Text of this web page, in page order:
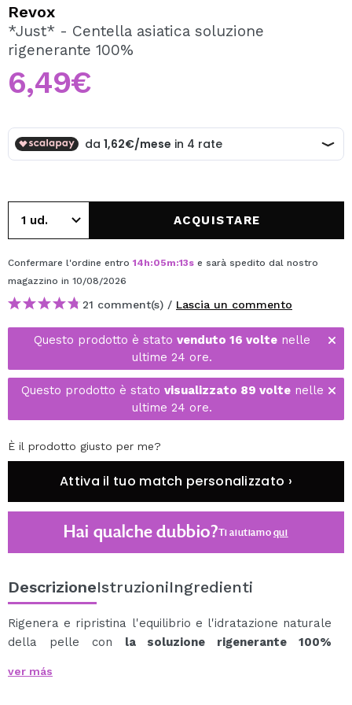
Creando un account su Maquibeauty.it potrai fare i tuoi
acquisti velocemente, controllare lo stato dei tuoi ordini e
Revox
*Just* - Centella asiatica soluzione
rigenerante 100%
6,49€
ACQUISTARE
Confermare l'ordine entro 14h:05m:13s e sarà spedito dal nostro
magazzino in 10/08/2026
21 comment(s) / Lascia un commento
Questo prodotto è stato venduto 16 volte nelle
ultime 24 ore.
Questo prodotto è stato visualizzato 89 voltenelle
ultime 24 ore.
È il prodotto giusto per me?
Attiva il tuo match personalizzato ›
Hai qualche dubbio?Ti aiutiamoqui
DescrizioneIstruzioniIngredienti
Rigenera e ripristina l'equilibrio e l'idratazione naturale
della pelle con la soluzione rigenerante 100%
L'estratto di centella asiatica è una potente fonte di
ver más